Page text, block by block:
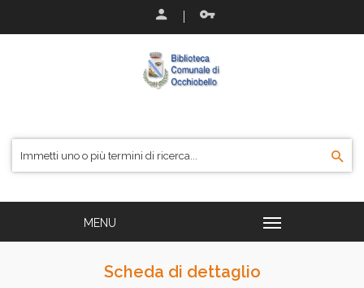
Scheda di dettaglio